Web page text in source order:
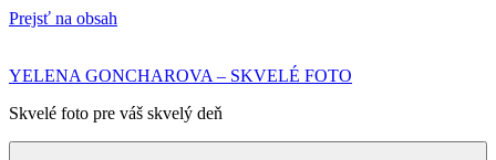
Prejsť na obsah
YELENA GONCHAROVA – SKVELÉ FOTO
Skvelé foto pre váš skvelý deň